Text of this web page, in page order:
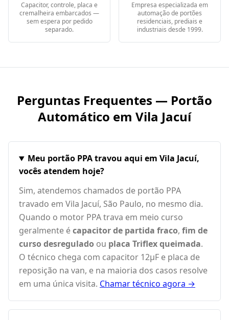
Capacitor, controle, placa e
cremalheira embarcados —
sem espera por pedido
separado.
Empresa especializada em
automação de portões
residenciais, prediais e
industriais desde 1999.
Perguntas Frequentes — Portão
Automático em Vila Jacuí
Meu portão PPA travou aqui em Vila Jacuí,
vocês atendem hoje?
Sim, atendemos chamados de portão PPA
travado em Vila Jacuí, São Paulo, no mesmo dia.
Quando o motor PPA trava em meio curso
geralmente écapacitor de partida fraco, fim de
curso desregulado ou placa Triflex queimada.
O técnico chega com capacitor 12µF e placa de
reposição na van, e na maioria dos casos resolve
em uma única visita. Chamar técnico agora →